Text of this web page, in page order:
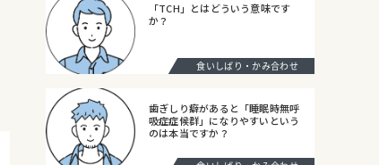
「TCH」とはどういう意味です
か？
食いしばり・かみ合わせ
歯ぎしり癖があると「睡眠時無呼
吸症症候群」になりやすいという
のは本当ですか？